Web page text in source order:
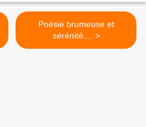
Poésie brumeuse et
sérénité.... >